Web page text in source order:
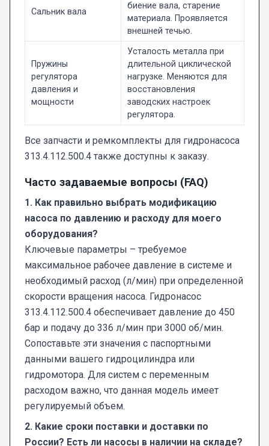
Сальник вала
биение вала, старение
материала. Проявляется
внешней течью.
Пружины
регулятора
давления и
мощности
Усталость металла при
длительной циклической
нагрузке. Меняются для
восстановления
заводских настроек
регулятора.
Все запчасти и ремкомплекты для гидронасоса
313.4.112.500.4 также доступны к заказу.
Часто задаваемые вопросы (FAQ)
1. Как правильно выбрать модификацию
насоса по давлению и расходу для моего
оборудования?
Ключевые параметры – требуемое
максимальное рабочее давление в системе и
необходимый расход (л/мин) при определенной
скорости вращения насоса. Гидронасос
313.4.112.500.4 обеспечивает давление до 450
бар и подачу до 336 л/мин при 3000 об/мин.
Сопоставьте эти значения с паспортными
данными вашего гидроцилиндра или
гидромотора. Для систем с переменным
расходом важно, что данная модель имеет
регулируемый объем.
2. Какие сроки поставки и доставки по
России? Есть ли насосы в наличии на складе?